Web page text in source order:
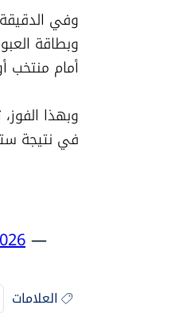
أمام منتخب
في نتيجة
— FIFA World Cup (@FIFAWorldCup)
العلامات